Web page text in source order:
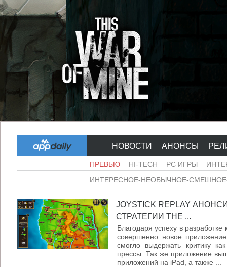
НОВОСТИ АНОНСЫ
ПРЕВЬЮ HI-TECH PC ИГРЫ
ИНТЕРЕСНОЕ-НЕОБЫЧНОЕ-
JOYSTICK REPLAY
СТРАТЕГИИ THE ...
Благодаря успеху в
совершенно новое
смогло выдержать критику
прессы. Так же приложение
приложений на iPad, а также ...